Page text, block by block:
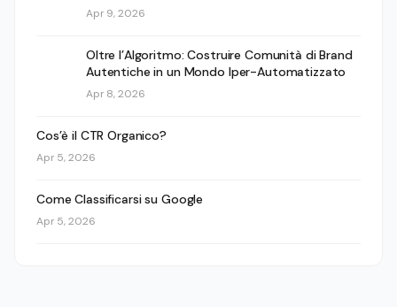
Apr 9, 2026
Oltre l’Algoritmo: Costruire Comunità di Brand
Autentiche in un Mondo Iper-Automatizzato
Apr 8, 2026
Cos’è il CTR Organico?
Apr 5, 2026
Come Classificarsi su Google
Apr 5, 2026